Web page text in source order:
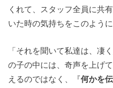
くれて、スタッフ全員に共
いた時の気持ちをこのよう
「それを聞いて私達は、凄
の子の中には、奇声を上げ
えるのではなく、『何かを